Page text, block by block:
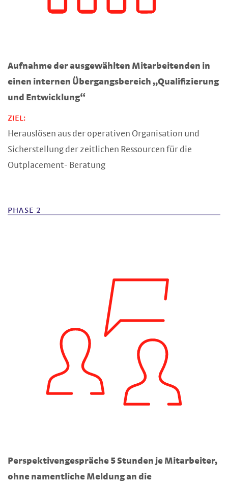
Aufnahme der ausgewählten Mitarbeitenden in
einen internen Übergangsbereich „Qualifizierung
und Entwicklung“
ZIEL:
Herauslösen aus der operativen Organisation und
Sicherstellung der zeitlichen Ressourcen für die
Outplacement- Beratung
PHASE 2
Perspektivengespräche 5 Stunden je Mitarbeiter,
ohne namentliche Meldung an die